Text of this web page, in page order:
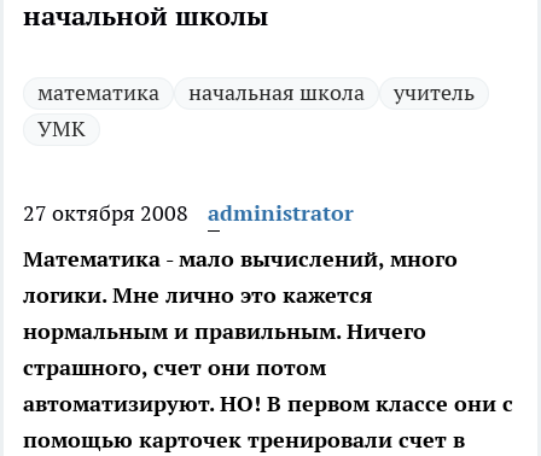
начальной школы
математика начальная школа
учитель
УМК
27 октября 2008
administrator
Математика - мало вычислений, много
логики. Мне лично это кажется
нормальным и правильным. Ничего
страшного, счет они потом
автоматизируют. НО! В первом классе они с
помощью карточек тренировали счет в